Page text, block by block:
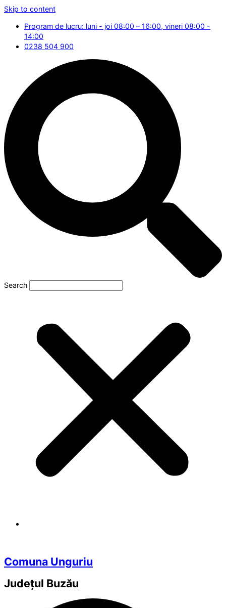
Skip to content
Program de lucru: luni - joi 08:00 – 16:00, vineri 08:00 -
14:00
0238 504 900
Search
Comuna Unguriu
Județul Buzău